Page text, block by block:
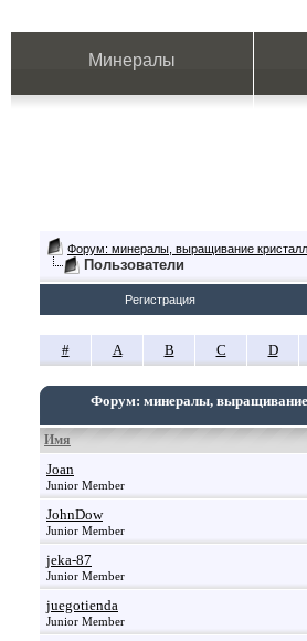
Минералы
Форум: минералы, выращивание
Пользователи
Регистрация
# A B C D
Форум: минералы, выращивание
Имя
Joan
Junior Member
JohnDow
Junior Member
jeka-87
Junior Member
juegotienda
Junior Member